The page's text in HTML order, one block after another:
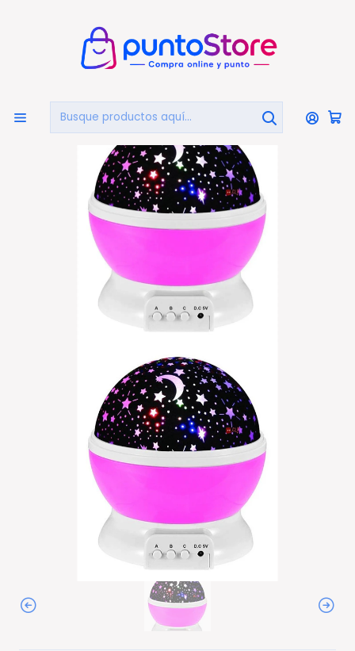
HOGAR Y DECORACIÓN Iluminación
Espantacucos
Lámpara Proyector De Estrellas Espantacuco Rosado -